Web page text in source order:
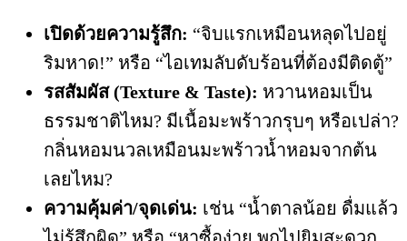
เปิดด้วยความรู้สึก: “จิบแรกเหมือนหลุดไปอยู่
ริมหาด!” หรือ “ไอเทมลับดับร้อนที่ต้องมีติดตู้”
รสสัมผัส (Texture & Taste): หวานหอมเป็น
ธรรมชาติไหม? มีเนื้อมะพร้าวกรุบๆ หรือเปล่า?
กลิ่นหอมนวลเหมือนมะพร้าวน้ำหอมจากต้น
เลยไหม?
ความคุ้มค่า/จุดเด่น: เช่น “น้ำตาลน้อย ดื่มแล้ว